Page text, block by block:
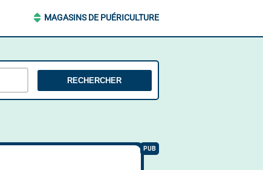
MAGASINS DE PUÉRICULTURE
RECHERCHER